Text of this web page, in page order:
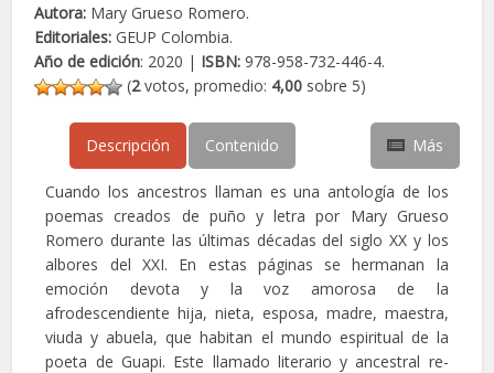
Autora: Mary Grueso Romero.
Editoriales: GEUP Colombia.
Año de edición: 2020 | ISBN: 978-958-732-446-4.
(2votos, promedio: 4,00 sobre 5)
Más
Descripción Contenido
Cuando los ancestros llaman es una antología de los
poemas creados de puño y letra por Mary Grueso
Romero durante las últimas décadas del siglo XX y los
albores del XXI. En estas páginas se hermanan la
emoción devota y la voz amorosa de la
afrodescendiente hija, nieta, esposa, madre, maestra,
viuda y abuela, que habitan el mundo espiritual de la
poeta de Guapi. Este llamado literario y ancestral re-